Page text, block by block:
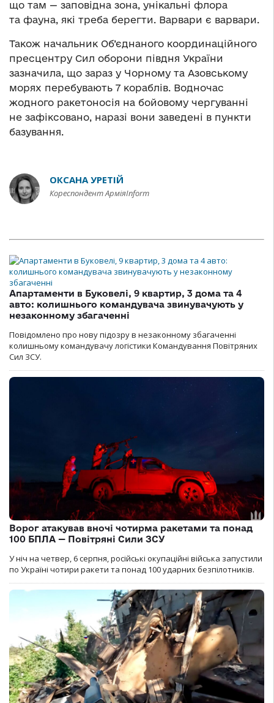
що там — заповідна зона, унікальні флора
та фауна, які треба берегти. Варвари є варвари.
Також начальник Об’єднаного координаційного
пресцентру Сил оборони півдня України
зазначила, що зараз у Чорному та Азовському
морях перебувають 7 кораблів. Водночас
жодного ракетоносія на бойовому чергуванні
не зафіксовано, наразі вони заведені в пункти
базування.
ОКСАНА УРЕТІЙ
Кореспондент АрміяInform
Апартаменти в Буковелі, 9 квартир, 3 дома та 4
авто: колишнього командувача звинувачують у
незаконному збагаченні
Повідомлено про нову підозру в незаконному збагаченні
колишньому командувачу логістики Командування Повітряних
Сил ЗСУ.
Ворог атакував вночі чотирма ракетами та понад
100 БПЛА — Повітряні Сили ЗСУ
У ніч на четвер, 6 серпня, російські окупаційні війська запустили
по Україні чотири ракети та понад 100 ударних безпілотників.